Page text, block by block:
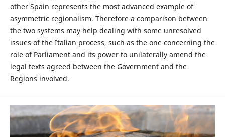
other Spain represents the most advanced example of
asymmetric regionalism. Therefore a comparison between
the two systems may help dealing with some unresolved
issues of the Italian process, such as the one concerning the
role of Parliament and its power to unilaterally amend the
legal texts agreed between the Government and the
Regions involved.